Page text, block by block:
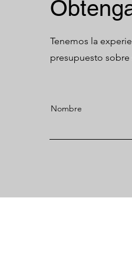
Tenemos la
presupuesto sobre
Nombre